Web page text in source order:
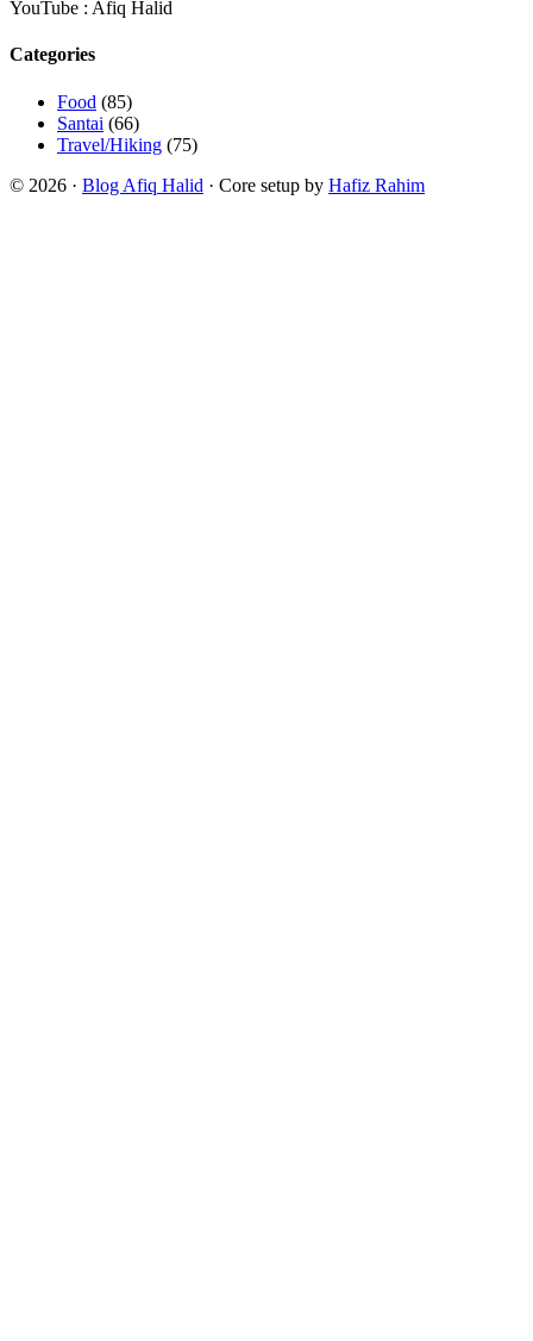
YouTube : Afiq Halid
Categories
Food (85)
Santai (66)
Travel/Hiking (75)
© 2026 · Blog Afiq Halid · Core setup by Hafiz Rahim